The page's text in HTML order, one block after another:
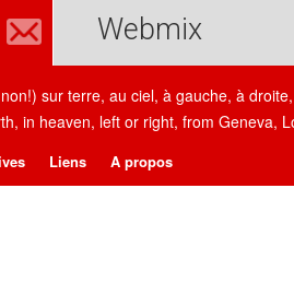
Webmix
sur terre, au ciel, à gauche, à
in heaven, left or right, from Geneva,
Liens A propos